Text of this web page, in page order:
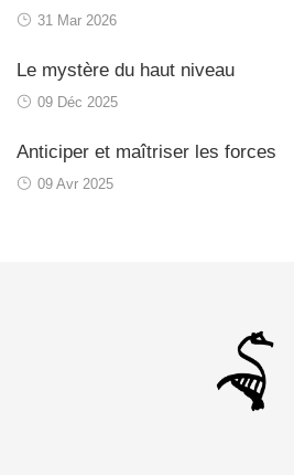
31 Mar 2026
Le mystère du haut niveau
09 Déc 2025
Anticiper et maîtriser les forces
09 Avr 2025